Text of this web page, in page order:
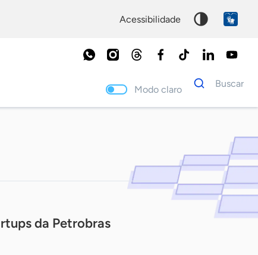
acessibilidade
Modo claro
Dados
para
Buscar
da Petrobras